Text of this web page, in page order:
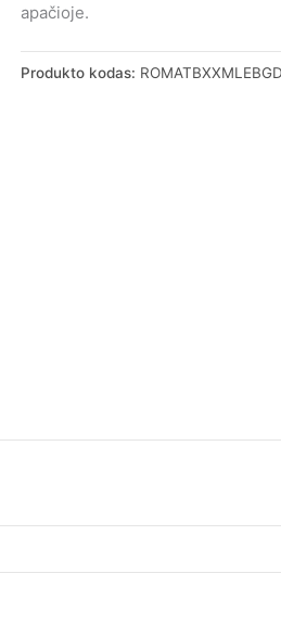
apačioje.
Produkto kodas: